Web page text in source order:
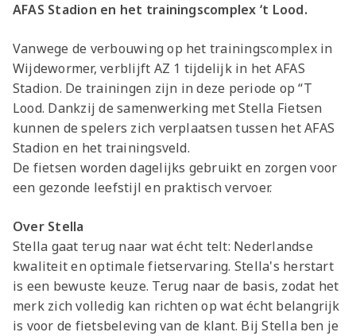
AFAS Stadion en het trainingscomplex ‘t Lood.
Vanwege de verbouwing op het trainingscomplex in
Wijdewormer, verblijft AZ 1 tijdelijk in het AFAS
Stadion. De trainingen zijn in deze periode op “T
Lood. Dankzij de samenwerking met Stella Fietsen
kunnen de spelers zich verplaatsen tussen het AFAS
Stadion en het trainingsveld.
De fietsen worden dagelijks gebruikt en zorgen voor
een gezonde leefstijl en praktisch vervoer.
Over Stella
Stella gaat terug naar wat écht telt: Nederlandse
kwaliteit en optimale fietservaring. Stella's herstart
is een bewuste keuze. Terug naar de basis, zodat het
merk zich volledig kan richten op wat écht belangrijk
is voor de fietsbeleving van de klant. Bij Stella ben je